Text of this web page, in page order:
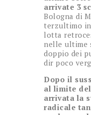
arrivate 3
Bologna di
terzultimo
lotta
nelle ultime
doppio dei
dir poco
Dopo il
al limite
arrivata la
radicale